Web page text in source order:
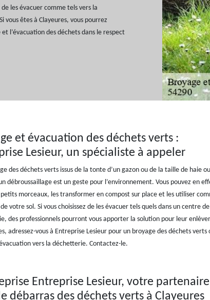
les évacuer comme tels vers la
êtes à Clayeures, vous pourrez
l’évacuation des déchets dans le respect
et évacuation des déchets verts :
Lesieur, un spécialiste à appeler
des déchets verts issus de la tonte d’un gazon ou de la taille de haie ou
débroussaillage est un geste pour l’environnement. Vous pouvez en
morceaux, les transformer en compost sur place et les utiliser
votre sol. Si vous choisissez de les évacuer tels quels dans un centre de
des professionnels pourront vous apporter la solution pour leur
adressez-vous à Entreprise Lesieur pour un broyage des déchets verts
vers la déchetterie. Contactez-le.
Entreprise Lesieur, votre partenaire
débarras des déchets verts à Clayeures